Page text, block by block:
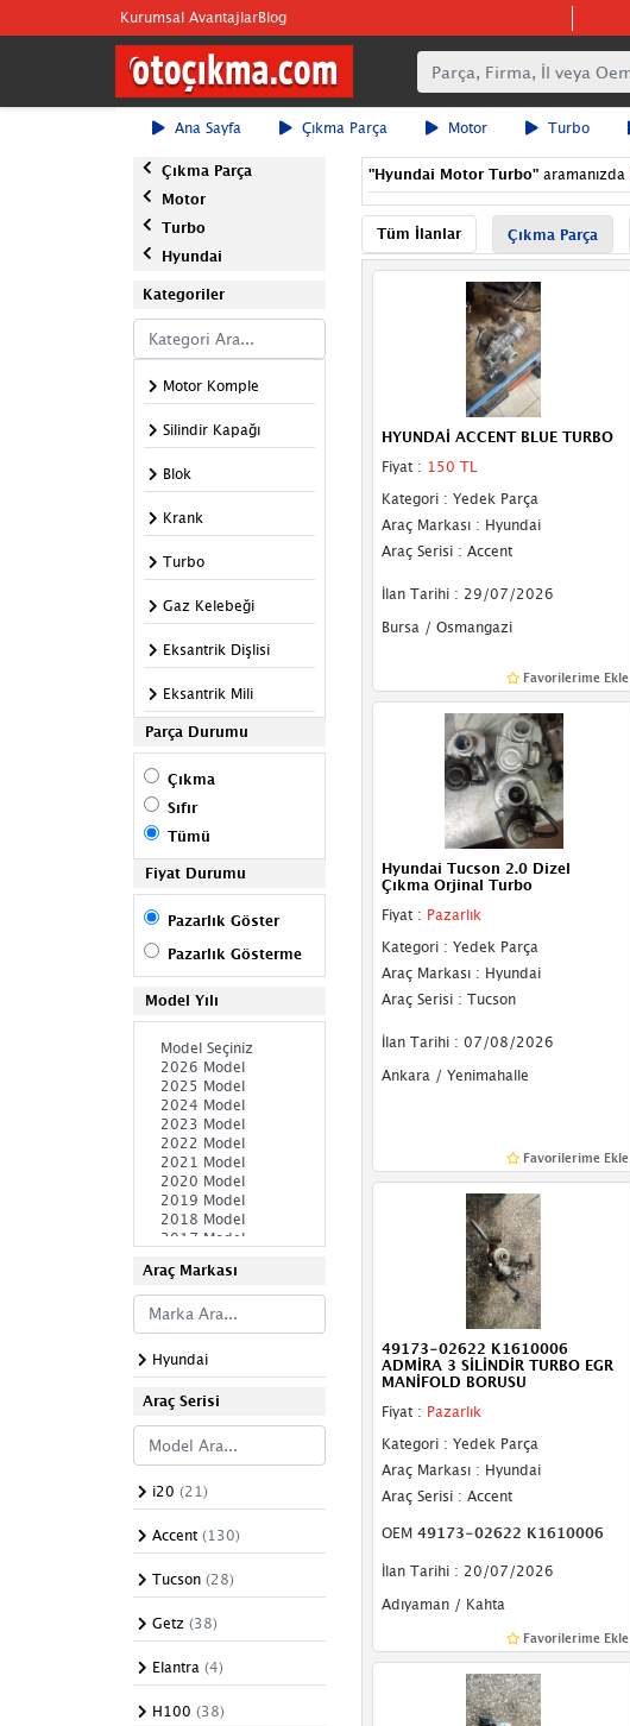
Kurumsal AvantajlarBlog
Ana Sayfa Çıkma Parça Motor Turbo
Çıkma Parça
Motor
Turbo
Hyundai
Kategoriler
Motor Komple
Silindir Kapağı
Blok
Krank
Turbo
Gaz Kelebeği
Eksantrik Dişlisi
Eksantrik Mili
Contalar
Motor Braketi
Flanş
Kanister
Karter
Kompresör
Motor Kapağı
Krank Kasnağı
Krank Sensörü
Külbütör Kapağı
V Kayışı
Piston
Piston Kolu
Piston Mili
PCV Valfi
Rulman
Subap
Triger Kapağı
Triger Kayışı
Triger Rulmanı
Triger Seti
Turbo Hortumu
Parça Durumu
Çıkma
Sıfır
Tümü
Fiyat Durumu
Pazarlık Göster
Pazarlık Gösterme
Model Yılı
Araç Markası
Hyundai
Araç Serisi
i20 (21)
Accent (130)
Tucson (28)
Getz (38)
Elantra (4)
H100 (38)
"Hyundai Motor Turbo" aramanızda
Tüm İlanlar Çıkma Parça
HYUNDAİ ACCENT BLUE TURBO
Fiyat : 150 TL
Kategori : Yedek Parça
Araç Markası : Hyundai
Araç Serisi : Accent
İlan Tarihi : 29/07/2026
Bursa / Osmangazi
Favorilerime Ekle
Hyundai Tucson 2.0 Dizel
Çıkma Orjinal Turbo
Fiyat : Pazarlık
Kategori : Yedek Parça
Araç Markası : Hyundai
Araç Serisi : Tucson
İlan Tarihi : 07/08/2026
Ankara / Yenimahalle
Favorilerime Ekle
49173-02622 K1610006
ADMİRA 3 SİLİNDİR TURBO EGR
MANİFOLD BORUSU
Fiyat : Pazarlık
Kategori : Yedek Parça
Araç Markası : Hyundai
Araç Serisi : Accent
OEM 49173-02622 K1610006
İlan Tarihi : 20/07/2026
Adıyaman / Kahta
Favorilerime Ekle